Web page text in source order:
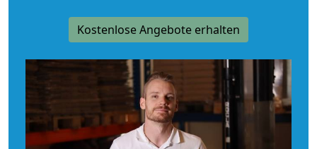
Kostenlose Angebote erhalten